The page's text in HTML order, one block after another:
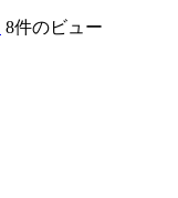
8件のビュー